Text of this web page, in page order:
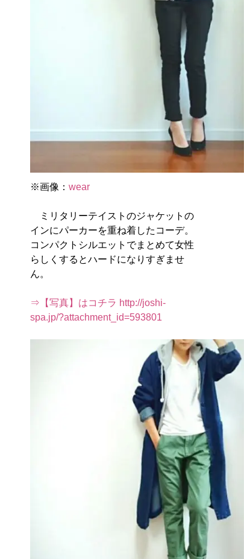
※画像： wear
ミリタリーテイストのジャケットの
インにパーカーを重ね着したコーデ。
コンパクトシルエットでまとめて女性
らしくするとハードになりすぎませ
ん。
⇒【写真】はコチラ http://joshi-
spa.jp/?attachment_id=593801